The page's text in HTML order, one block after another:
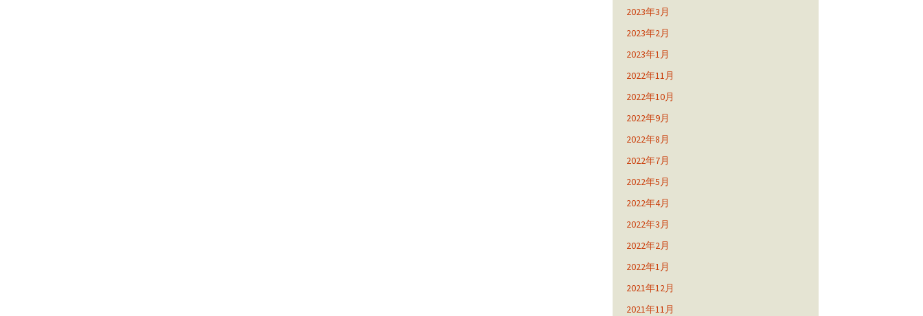
2023年3月
2023年2月
2023年1月
2022年11月
2022年10月
2022年9月
2022年8月
2022年7月
2022年5月
2022年4月
2022年3月
2022年2月
2022年1月
2021年12月
2021年11月